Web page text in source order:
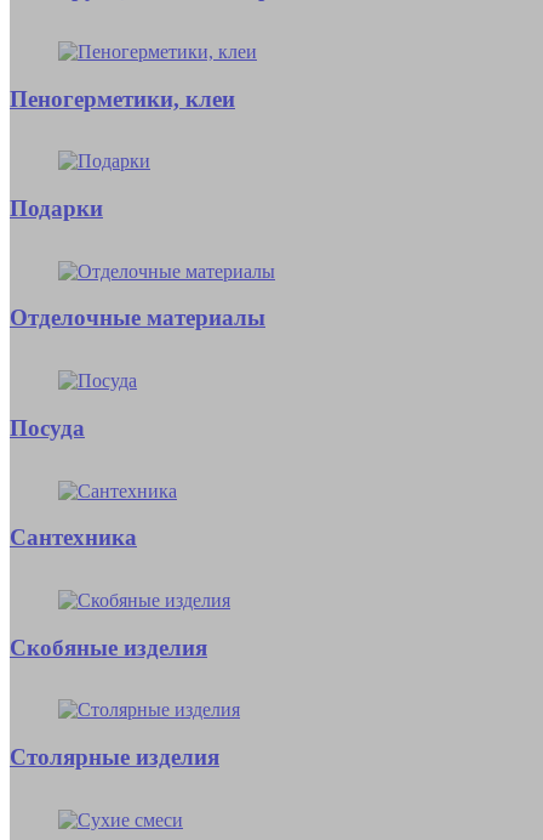
Пеногерметики, клеи
Подарки
Отделочные материалы
Посуда
Сантехника
Скобяные изделия
Столярные изделия